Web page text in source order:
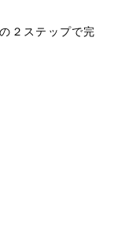
の２ステップで完